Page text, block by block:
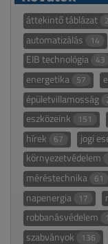
áttekintő táblázat
automatizálás 14
EIB technológia 43
energetika 57
épületvillamosság
eszközeink 151
hírek 67 jogi
környezetvédelem
méréstechnika 61
napenergia 17
robbanásvédelem
szabványok 136